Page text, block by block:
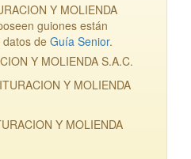
Y MOLIENDA
guiones están
de Guía Senior.
Y MOLIENDA S.A.C.
Y MOLIENDA
Y MOLIENDA